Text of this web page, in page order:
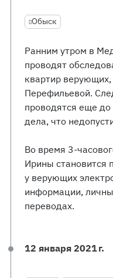
Обыск
Ранним утром в
проводят
квартир
Перефильевой.
проводятся еще до
дела, что
Во время 3-
Ирины становится
у верующих
информации,
переводах.
12 января 2021 г.